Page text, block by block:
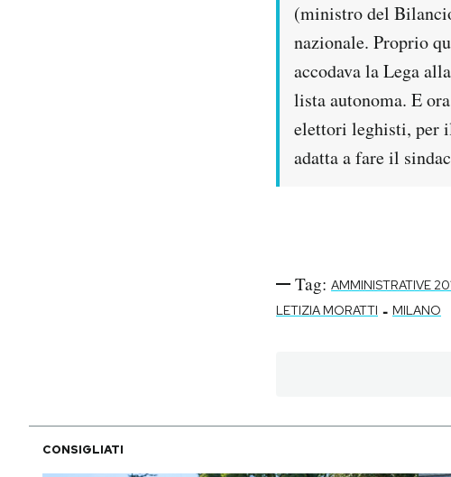
(ministro del
nazionale. Proprio
accodava la Lega
lista autonoma. E
elettori leghisti, per
adatta a fare il
Tag: AMMINISTRATIVE
LETIZIA MORATTI - MILANO
CONSIGLIATI